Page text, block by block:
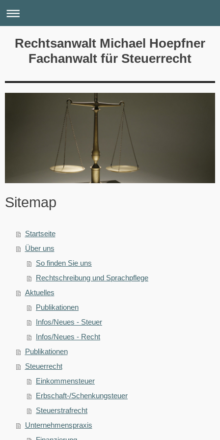
Rechtsanwalt Michael Hoepfner
Fachanwalt für Steuerrecht
Sitemap
Startseite
Über uns
So finden Sie uns
Rechtschreibung und Sprachpflege
Aktuelles
Publikationen
Infos/Neues - Steuer
Infos/Neues - Recht
Publikationen
Steuerrecht
Einkommensteuer
Erbschaft-/Schenkungsteuer
Steuerstrafrecht
Unternehmenspraxis